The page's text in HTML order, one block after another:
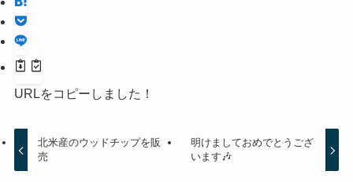
URLをコピーしました！
北米産のウッドチップを販
売
明けましておめでとうござ
います🎶